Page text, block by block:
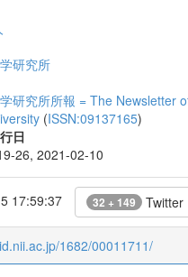
研究所
研究所所報 = The Newsletter
(ISSN:09137165)
日
26, 2021-02-10
17:59:37 32 + 149 Twitter
1682/00011711/